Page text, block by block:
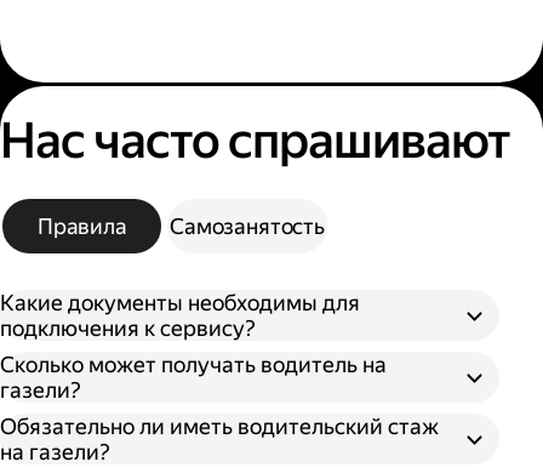
Нас часто спрашивают
Правила Самозанятость
Какие документы необходимы для
подключения к сервису?
Сколько может получать водитель на
газели?
Обязательно ли иметь водительский стаж
на газели?